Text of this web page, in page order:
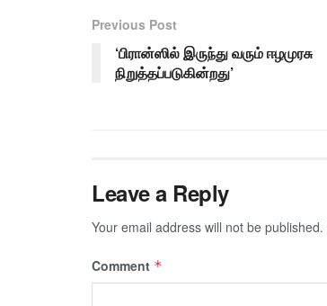
Previous Post
‘பிரான்ஸில் இருந்து வரும் ஈழமுரசு
நிறுத்தப்படுகின்றது’
Leave a Reply
Your email address will not be published.
Comment *